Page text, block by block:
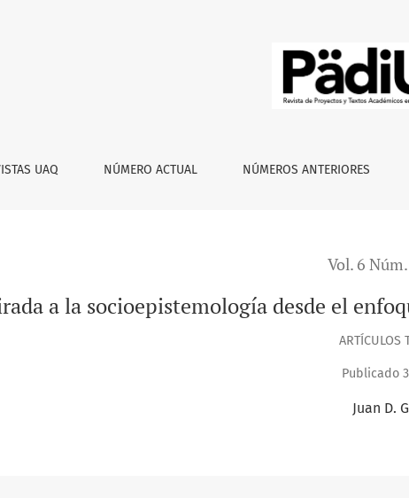
la socioepistemología desde el enfoque ontosemiótico en
UAQ NÚMERO ACTUAL NÚMEROS ANTERIORES
El actual es:
Vol. 6
a la socioepistemología desde el
ARTÍCULOS
Publicado
Juan D.